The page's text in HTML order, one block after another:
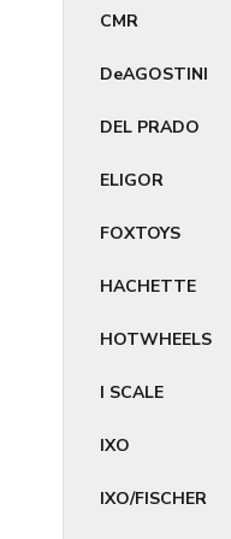
CMR
DeAGOSTINI
DEL PRADO
ELIGOR
FOXTOYS
HACHETTE
HOTWHEELS
I SCALE
IXO
IXO/FISCHER